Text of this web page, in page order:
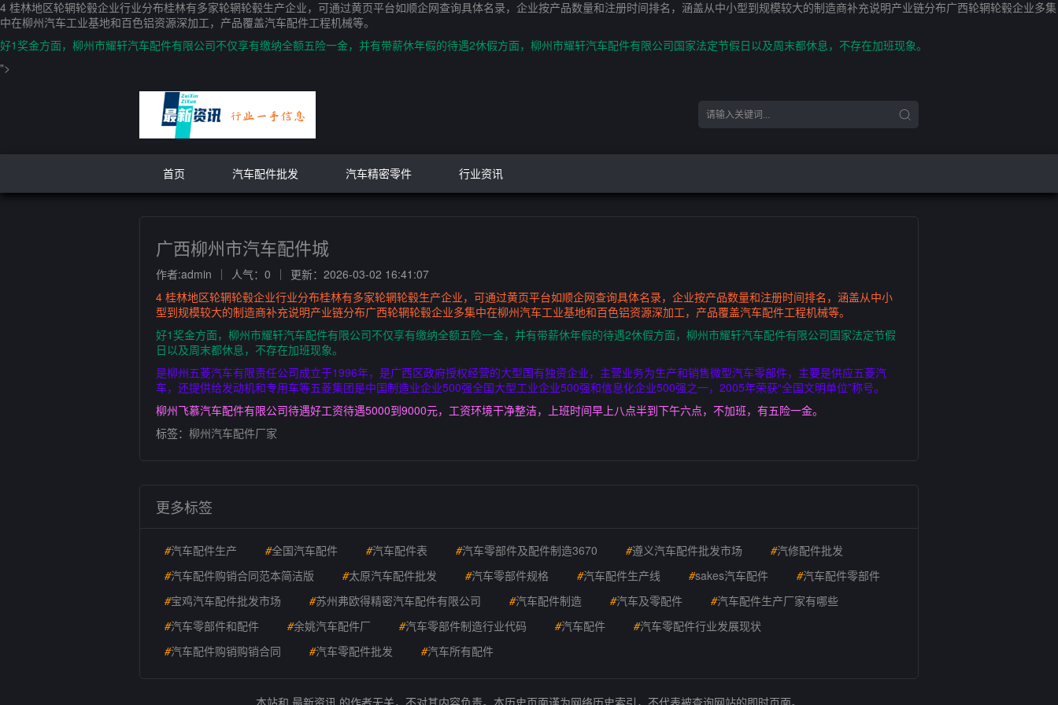
4 桂林地区轮辋轮毂企业行业分布桂林有多家轮辋轮毂生产企业，可通过黄页平台如顺企网查询具体名录，企业按产品数量和注册时间排名，涵盖从中小型到规模较大的制造商补充说明产业链分布广西轮辋轮毂企业多集
中在柳州汽车工业基地和百色铝资源深加工，产品覆盖汽车配件工程机械等。
好1奖金方面，柳州市耀轩汽车配件有限公司不仅享有缴纳全额五险一金，并有带薪休年假的待遇2休假方面，柳州市耀轩汽车配件有限公司国家法定节假日以及周末都休息，不存在加班现象。
">
首页 汽车配件批发 汽车精密零件 行业资讯
广西柳州市汽车配件城
作者:admin 人气：0
更新：2026-03-02 16:41:07
4 桂林地区轮辋轮毂企业行业分布桂林有多家轮辋轮毂生产企业，可通过黄页平台如顺企网查询具体名录，企业按产品数量和注册时间排名，涵盖从中小
型到规模较大的制造商补充说明产业链分布广西轮辋轮毂企业多集中在柳州汽车工业基地和百色铝资源深加工，产品覆盖汽车配件工程机械等。
好1奖金方面，柳州市耀轩汽车配件有限公司不仅享有缴纳全额五险一金，并有带薪休年假的待遇2休假方面，柳州市耀轩汽车配件有限公司国家法定节假
日以及周末都休息，不存在加班现象。
是柳州五菱汽车有限责任公司成立于1996年，是广西区政府授权经营的大型国有独资企业，主营业务为生产和销售微型汽车零部件，主要是供应五菱汽
车，还提供给发动机和专用车等五菱集团是中国制造业企业500强全国大型工业企业500强和信息化企业500强之一，2005年荣获“全国文明单位”称号。
柳州飞慕汽车配件有限公司待遇好工资待遇5000到9000元，工资环境干净整洁，上班时间早上八点半到下午六点，不加班，有五险一金。
标签： 柳州汽车配件厂家
更多标签
#汽车配件生产 #全国汽车配件 #汽车配件表 #汽车零部件及配件制造3670 #遵义汽车配件批发市场 #汽修配件批发
#汽车配件购销合同范本简洁版 #太原汽车配件批发 #汽车零部件规格 #汽车配件生产线 #sakes汽车配件 #汽车配件零部件
#宝鸡汽车配件批发市场 #苏州弗欧得精密汽车配件有限公司 #汽车配件制造 #汽车及零配件 #汽车配件生产厂家有哪些
#汽车零部件和配件 #余姚汽车配件厂 #汽车零部件制造行业代码 #汽车配件 #汽车零配件行业发展现状
#汽车配件购销购销合同 #汽车零配件批发 #汽车所有配件
本站和 最新资讯 的作者无关，不对其内容负责。本历史页面谨为网络历史索引，不代表被查询网站的即时页面。